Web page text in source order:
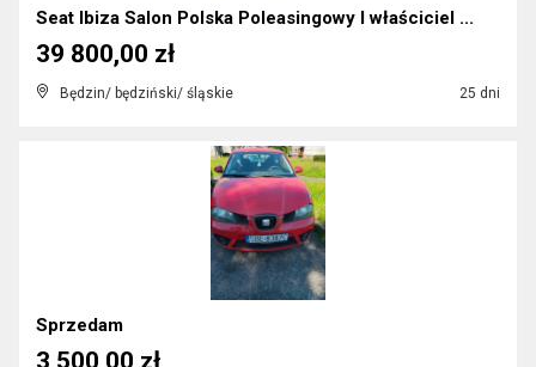
Seat Ibiza Salon Polska Poleasingowy I właściciel ...
Będzin/ będziński/ śląskie 25 dni
39 800,00 zł
Sprzedam
3 500,00 zł